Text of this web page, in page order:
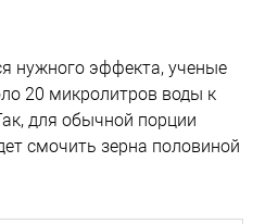
нужного эффекта, ученые
20 микролитров воды к
для обычной порции
смочить зерна половиной